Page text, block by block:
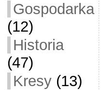
Gospodarka
(12)
Historia
(47)
Kresy(13)